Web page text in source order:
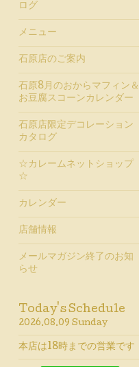
ログ
メニュー
石原店のご案内
石原8月のおからマフィン＆
お豆腐スコーンカレンダー
石原店限定デコレーション
カタログ
☆カレームネットショップ
☆
カレンダー
店舗情報
メールマガジン終了のお知
らせ
Today's Schedule
2026.08.09 Sunday
本店は18時までの営業です